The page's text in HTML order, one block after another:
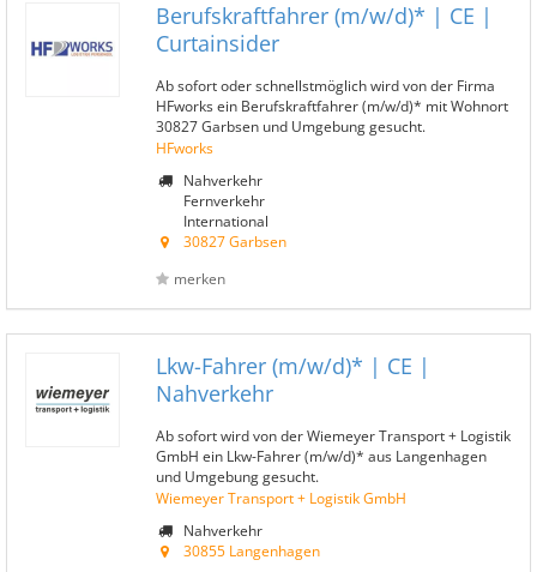
Berufskraftfahrer (m/w/d)* | CE |
Curtainsider
Ab sofort oder schnellstmöglich wird von der Firma
HFworks ein Berufskraftfahrer (m/w/d)* mit Wohnort
30827 Garbsen und Umgebung gesucht.
HFworks
Nahverkehr
Fernverkehr
International
30827 Garbsen
merken
Lkw-Fahrer (m/w/d)* | CE |
Nahverkehr
Ab sofort wird von der Wiemeyer Transport + Logistik
GmbH ein Lkw-Fahrer (m/w/d)* aus Langenhagen
und Umgebung gesucht.
Wiemeyer Transport + Logistik GmbH
Nahverkehr
30855 Langenhagen